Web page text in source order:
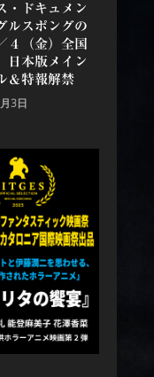
・ドキュメン
ルスポングの
４（金）全国
日本版メイン
＆特報解禁
3日